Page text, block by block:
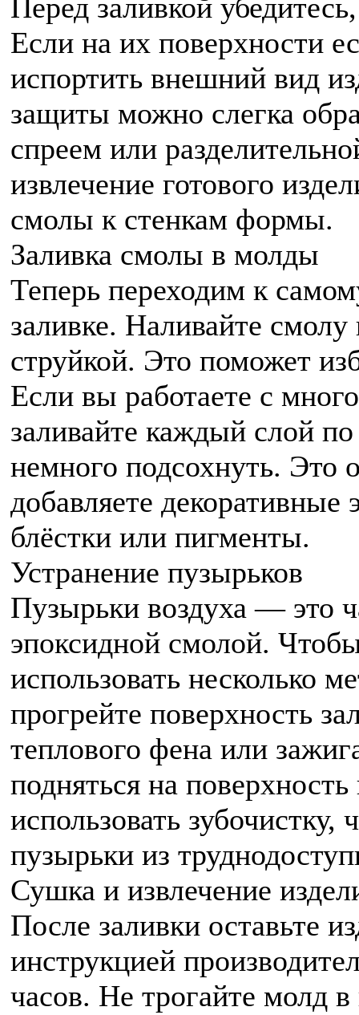
Перед заливкой
Если на их поверхности
испортить внешний вид
защиты можно слегка
спреем или
извлечение готового
смолы к стенкам формы.
Заливка смолы в молды
Теперь переходим к
заливке. Наливайте
струйкой. Это поможет
Если вы работаете с
заливайте каждый слой
немного подсохнуть. Это
добавляете
блёстки или пигменты.
Устранение пузырьков
Пузырьки воздуха — это
эпоксидной смолой.
использовать несколько
прогрейте поверхность
теплового фена или
подняться на
использовать
пузырьки из
Сушка и извлечение
После заливки оставьте
инструкцией
часов. Не трогайте молд